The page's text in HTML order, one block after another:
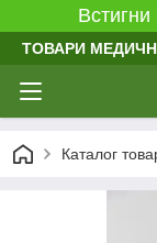
ТОВАРИ
Каталог